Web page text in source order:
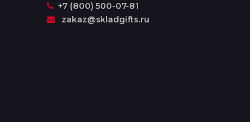
+7 (800) 500-07-81
zakaz@skladgifts.ru